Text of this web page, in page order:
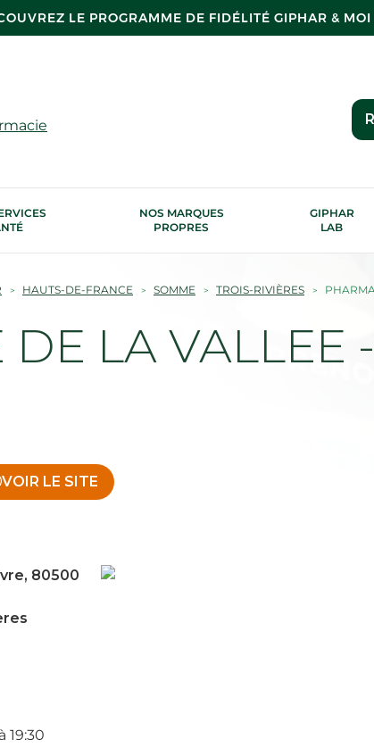
LE PROGRAMME DE FIDÉLITÉ GIPHAR & MOI
NOS MARQUES
PROPRES
GIPHAR
LAB
HAUTS-DE-FRANCE SOMME TROIS-RIVIÈRES
DE LA VALLEE
VOIR LE SITE
80500
19:30